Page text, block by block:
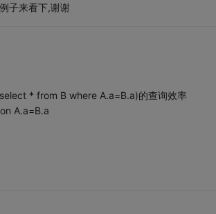
子来看下,谢谢
* from B where A.a=B.a)的查询效率
A.a=B.a